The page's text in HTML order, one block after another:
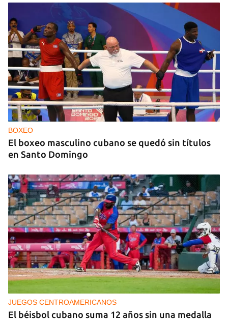
BOXEO
El boxeo masculino cubano se quedó sin títulos
en Santo Domingo
JUEGOS CENTROAMERICANOS
El béisbol cubano suma 12 años sin una medalla